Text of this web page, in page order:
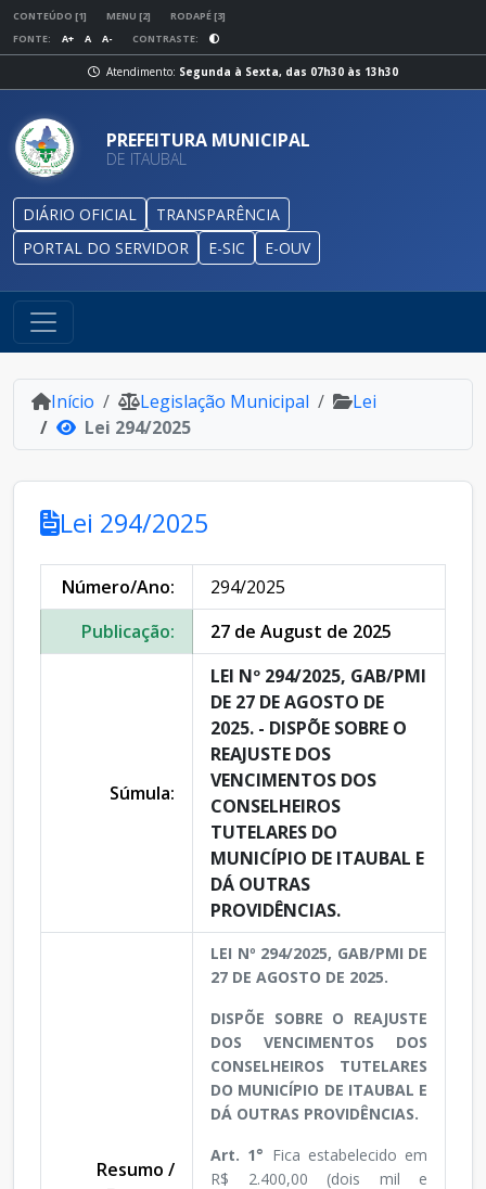
CONTEÚDO [1] MENU [2]
RODAPÉ [3]
FONTE:
A+ A A- CONTRASTE:
Atendimento: Segunda à Sexta, das 07h30 às 13h30
PREFEITURA MUNICIPAL
DE ITAUBAL
DIÁRIO OFICIAL
TRANSPARÊNCIA
PORTAL DO SERVIDOR
E-SIC E-OUV
Início Legislação Municipal
Lei
Lei 294/2025
Lei 294/2025
Número/Ano:
294/2025
Publicação:
27 de August de 2025
Súmula:
LEI Nº 294/2025, GAB/PMI
DE 27 DE AGOSTO DE
2025. - DISPÕE SOBRE O
REAJUSTE DOS
VENCIMENTOS DOS
CONSELHEIROS
TUTELARES DO
MUNICÍPIO DE ITAUBAL E
DÁ OUTRAS
PROVIDÊNCIAS.
Resumo /
LEI Nº 294/2025, GAB/PMI DE
27 DE AGOSTO DE 2025.
DISPÕE SOBRE O REAJUSTE
DOS VENCIMENTOS DOS
CONSELHEIROS TUTELARES
DO MUNICÍPIO DE ITAUBAL E
DÁ OUTRAS PROVIDÊNCIAS.
Art. 1° Fica estabelecido em
R$ 2.400,00 (dois mil e